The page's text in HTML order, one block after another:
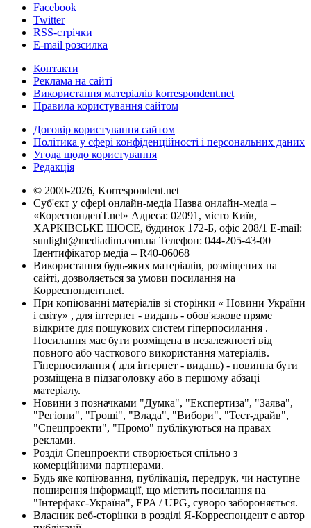
Facebook
Twitter
RSS-стрічки
E-mail розсилка
Контакти
Реклама на сайті
Використання матеріалів korrespondent.net
Правила користування сайтом
Договір користування сайтом
Політика у сфері конфіденційності і персональних даних
Угода щодо користування
Редакція
© 2000-2026, Korrespondent.net
Суб'єкт у сфері онлайн-медіа Назва онлайн-медіа –
«КореспонденТ.net» Адреса: 02091, місто Київ,
ХАРКІВСЬКЕ ШОСЕ, будинок 172-Б, офіс 208/1 E-mail:
sunlight@mediadim.com.ua Телефон: 044-205-43-00
Ідентифікатор медіа – R40-06068
Використання будь-яких матеріалів, розміщених на
сайті, дозволяється за умови посилання на
Корреспондент.net.
При копіюванні матеріалів зі сторінки « Новини України
і світу» , для інтернет - видань - обов'язкове пряме
відкрите для пошукових систем гіперпосилання .
Посилання має бути розміщена в незалежності від
повного або часткового використання матеріалів.
Гіперпосилання ( для інтернет - видань) - повинна бути
розміщена в підзаголовку або в першому абзаці
матеріалу.
Новини з позначками "Думка", "Експертиза", "Заява",
"Регіони", "Гроші", "Влада", "Вибори", "Тест-драйв",
"Спецпроекти", "Промо" публікуються на правах
реклами.
Розділ Спецпроекти створюється спільно з
комерційними партнерами.
Будь яке копіювання, публікація, передрук, чи наступне
поширення інформації, що містить посилання на
"Інтерфакс-Україна", EPA / UPG, суворо забороняється.
Власник веб-сторінки в розділі Я-Корреспондент є автор